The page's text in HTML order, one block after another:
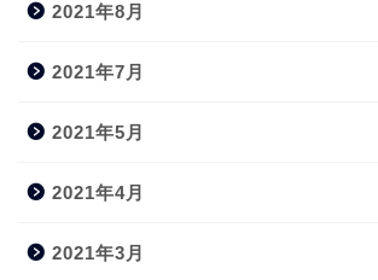
2021年8月
2021年7月
2021年5月
2021年4月
2021年3月